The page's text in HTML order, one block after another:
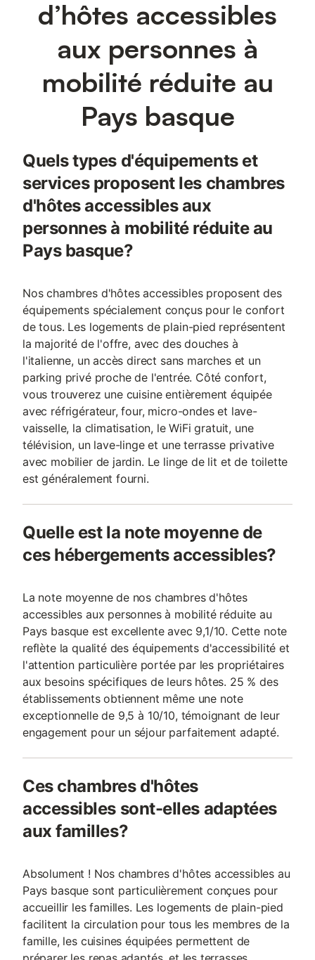
d’hôtes accessibles
aux personnes à
mobilité réduite au
Pays basque
Quels types d'équipements et
services proposent les chambres
d'hôtes accessibles aux
personnes à mobilité réduite au
Pays basque?
Nos chambres d'hôtes accessibles proposent des
équipements spécialement conçus pour le confort
de tous. Les logements de plain-pied représentent
la majorité de l'offre, avec des douches à
l'italienne, un accès direct sans marches et un
parking privé proche de l'entrée. Côté confort,
vous trouverez une cuisine entièrement équipée
avec réfrigérateur, four, micro-ondes et lave-
vaisselle, la climatisation, le WiFi gratuit, une
télévision, un lave-linge et une terrasse privative
avec mobilier de jardin. Le linge de lit et de toilette
est généralement fourni.
Quelle est la note moyenne de
ces hébergements accessibles?
La note moyenne de nos chambres d'hôtes
accessibles aux personnes à mobilité réduite au
Pays basque est excellente avec 9,1/10. Cette note
reflète la qualité des équipements d'accessibilité et
l'attention particulière portée par les propriétaires
aux besoins spécifiques de leurs hôtes. 25 % des
établissements obtiennent même une note
exceptionnelle de 9,5 à 10/10, témoignant de leur
engagement pour un séjour parfaitement adapté.
Ces chambres d'hôtes
accessibles sont-elles adaptées
aux familles?
Absolument ! Nos chambres d'hôtes accessibles au
Pays basque sont particulièrement conçues pour
accueillir les familles. Les logements de plain-pied
facilitent la circulation pour tous les membres de la
famille, les cuisines équipées permettent de